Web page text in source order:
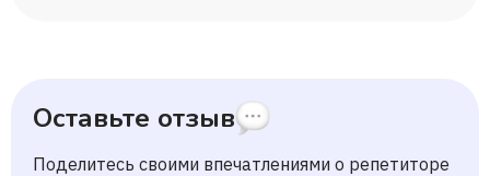
Оставьте отзыв
Поделитесь своими впечатлениями о репетиторе